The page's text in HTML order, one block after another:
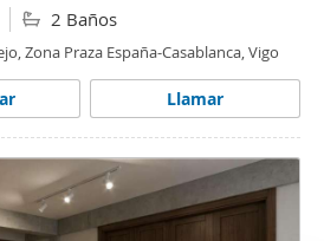
2 Baños
Zona Praza España-Casablanca, Vigo
Llamar